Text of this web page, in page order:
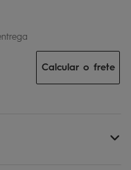
Calcular o frete